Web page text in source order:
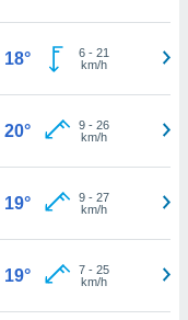
18° 6- 21
km/h
20° 9- 26
km/h
19° 9- 27
km/h
19° 7- 25
km/h